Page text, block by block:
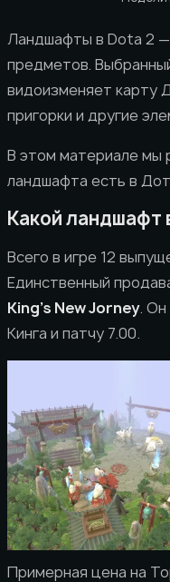
Ландшафты в Dota 2 —
предметов.
видоизменяет карту
пригорки и другие
В этом материале мы
ландшафта есть в
Какой ландшафт
Всего в игре 12
Единственный
King’s New Jorney. Он
Кинга и патчу 7.00.
Примерная цена на